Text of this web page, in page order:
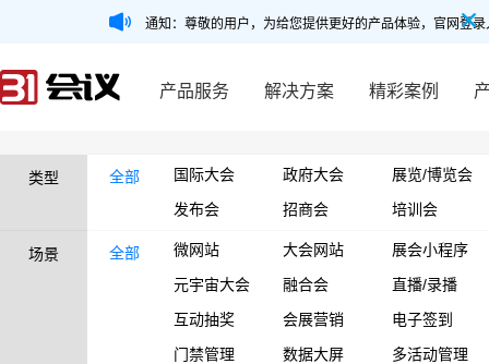
通知：尊敬的用户，为给您提供更好的产品体验，官网登
产品服务 解决方案 精彩案例
类型 全部 国际大会 政府大会
展览/博览会
发布会
招商会 培训会
场景 全部 微网站 大会网站
展会小程序
元宇宙大会
融合会
直播/录播
互动抽奖
会展营销
电子签到
门禁管理
数据大屏 多活动管理